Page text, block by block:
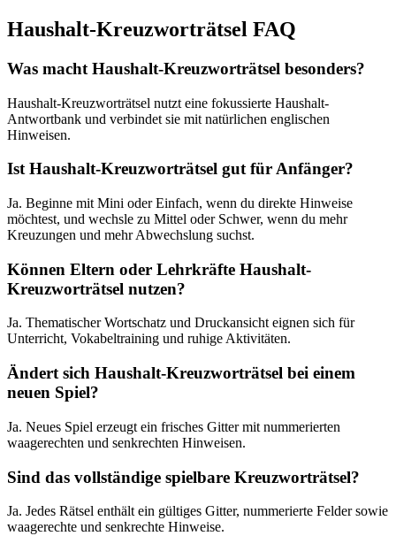
Haushalt-Kreuzworträtsel FAQ
Was macht Haushalt-Kreuzworträtsel besonders?
Haushalt-Kreuzworträtsel nutzt eine fokussierte Haushalt-
Antwortbank und verbindet sie mit natürlichen englischen
Hinweisen.
Ist Haushalt-Kreuzworträtsel gut für Anfänger?
Ja. Beginne mit Mini oder Einfach, wenn du direkte Hinweise
möchtest, und wechsle zu Mittel oder Schwer, wenn du mehr
Kreuzungen und mehr Abwechslung suchst.
Können Eltern oder Lehrkräfte Haushalt-
Kreuzworträtsel nutzen?
Ja. Thematischer Wortschatz und Druckansicht eignen sich für
Unterricht, Vokabeltraining und ruhige Aktivitäten.
Ändert sich Haushalt-Kreuzworträtsel bei einem
neuen Spiel?
Ja. Neues Spiel erzeugt ein frisches Gitter mit nummerierten
waagerechten und senkrechten Hinweisen.
Sind das vollständige spielbare Kreuzworträtsel?
Ja. Jedes Rätsel enthält ein gültiges Gitter, nummerierte Felder sowie
waagerechte und senkrechte Hinweise.